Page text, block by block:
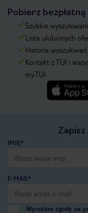
Pobierz bezpłatną
Szybkie
Lista ulubionych
Historia
Kontakt z TUI i
myTUI
IMIĘ*
E-MAIL*
Wyrażam zgodę na